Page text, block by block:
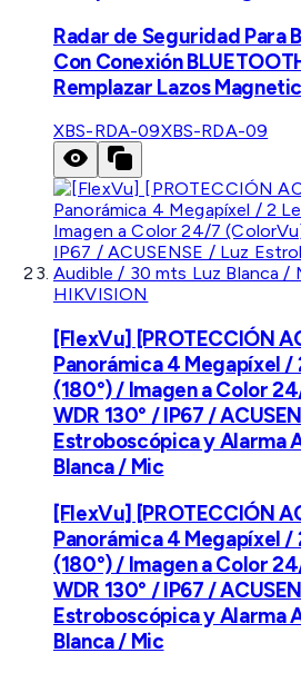
Radar de Seguridad Para
Con Conexión
Remplazar Lazos
XBS-RDA-09XBS-RDA-09
HIKVISION
[FlexVu] [PROTECCIÓN
Panorámica 4 Megapíxel /
(180°) / Imagen a Color
WDR 130° / IP67 /
Estroboscópica y Alarma
Blanca / Mic
[FlexVu] [PROTECCIÓN
Panorámica 4 Megapíxel /
(180°) / Imagen a Color
WDR 130° / IP67 /
Estroboscópica y Alarma
Blanca / Mic